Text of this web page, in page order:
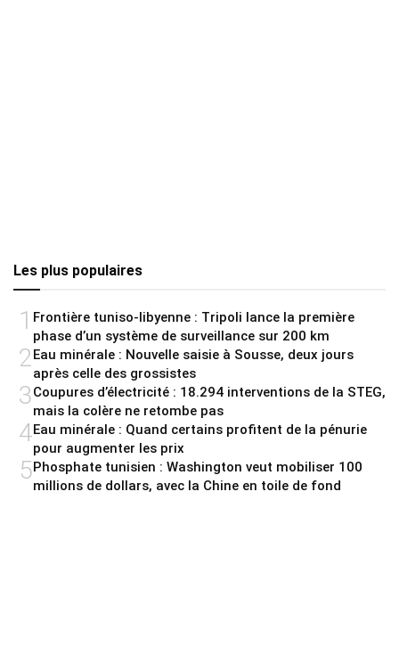
Les plus populaires
1 Frontière tuniso-libyenne : Tripoli lance la première
phase d’un système de surveillance sur 200 km
2 Eau minérale : Nouvelle saisie à Sousse, deux jours
après celle des grossistes
3Coupures d’électricité : 18.294 interventions de la STEG,
mais la colère ne retombe pas
4Eau minérale : Quand certains profitent de la pénurie
pour augmenter les prix
5Phosphate tunisien : Washington veut mobiliser 100
millions de dollars, avec la Chine en toile de fond